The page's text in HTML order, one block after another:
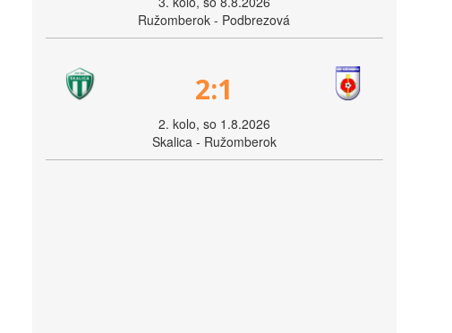
Ružomberok - Podbrezová
2:1
2. kolo, so 1.8.2026
Skalica - Ružomberok